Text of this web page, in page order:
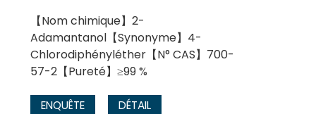
【Nom chimique】2-
Adamantanol【Synonyme】4-
Chlorodiphényléther【N° CAS】700-
57-2【Pureté】≥99 %
ENQUÊTE DÉTAIL